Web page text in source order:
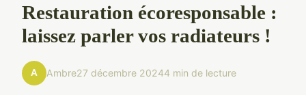
Restauration écoresponsable :
laissez parler vos radiateurs !
A Ambre27 décembre 20244 min de lecture